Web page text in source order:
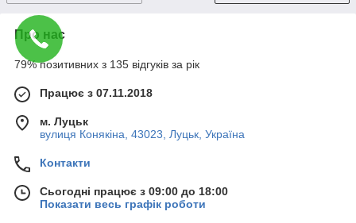
Про нас
79% позитивних з 135 відгуків за рік
Працює з 07.11.2018
м. Луцьк
вулиця Конякіна, 43023, Луцьк, Україна
Контакти
Сьогодні працює з 09:00 до 18:00
Показати весь графік роботи